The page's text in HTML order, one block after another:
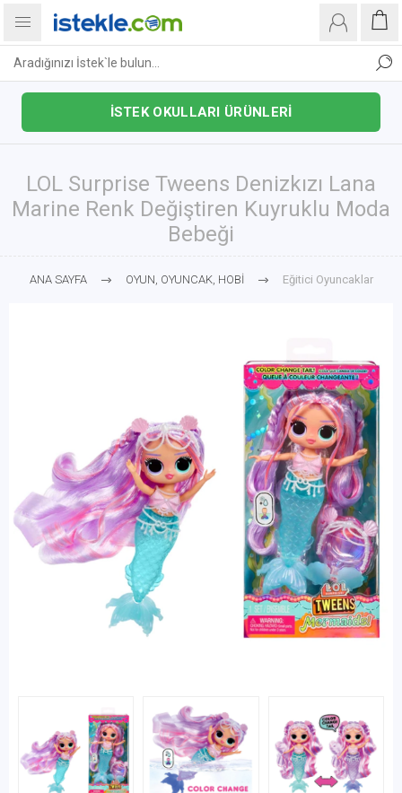
İSTEK OKULLARI ÜRÜNLERİ
LOL Surprise Tweens Denizkızı Lana
Marine Renk Değiştiren Kuyruklu Moda
Bebeği
ANA SAYFA OYUN, OYUNCAK, HOBİ Eğitici Oyuncaklar